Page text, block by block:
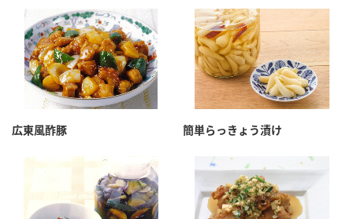
広東風酢豚 簡単らっきょう漬け